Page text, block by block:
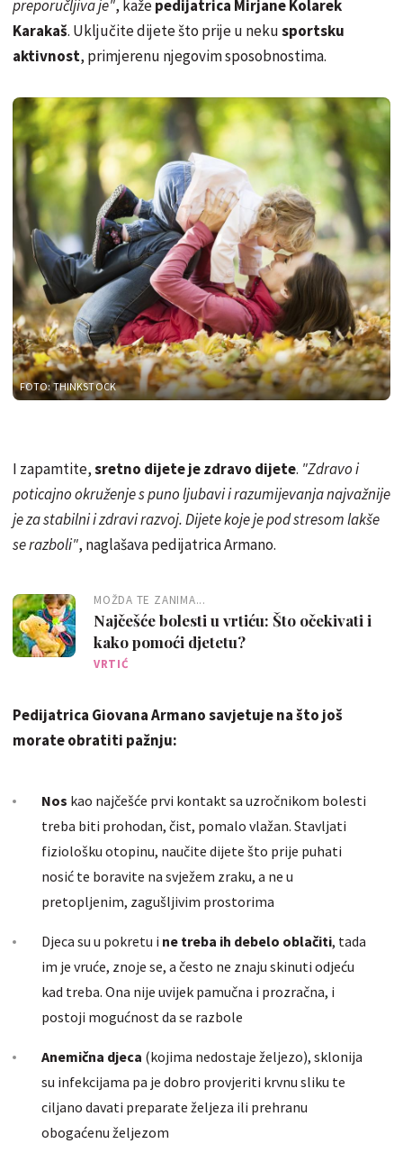
preporučljiva je", kažepedijatrica Mirjane Kolarek
Karakaš. Uključite dijete što prije u nekusportsku
aktivnost, primjerenu njegovim sposobnostima.
FOTO: THINKSTOCK
I zapamtite,sretno dijete je zdravo dijete. "Zdravo i
poticajno okruženje s puno ljubavi i razumijevanja najvažnije
je za stabilni i zdravi razvoj. Dijete koje je pod stresom lakše
se razboli", naglašava pedijatrica Armano.
MOŽDA TE ZANIMA...
Najčešće bolesti u vrtiću: Što očekivati i
kako pomoći djetetu?
VRTIĆ
Pedijatrica Giovana Armano savjetuje na što još
morate obratiti pažnju:
Nos kao najčešće prvi kontakt sa uzročnikom bolesti
treba biti prohodan, čist, pomalo vlažan. Stavljati
fiziološku otopinu, naučite dijete što prije puhati
nosić te boravite na svježem zraku, a ne u
pretopljenim, zagušljivim prostorima
Djeca su u pokretu i ne treba ih debelo oblačiti, tada
im je vruće, znoje se, a često ne znaju skinuti odjeću
kad treba. Ona nije uvijek pamučna i prozračna, i
postoji mogućnost da se razbole
Anemična djeca (kojima nedostaje željezo), sklonija
su infekcijama pa je dobro provjeriti krvnu sliku te
ciljano davati preparate željeza ili prehranu
obogaćenu željezom